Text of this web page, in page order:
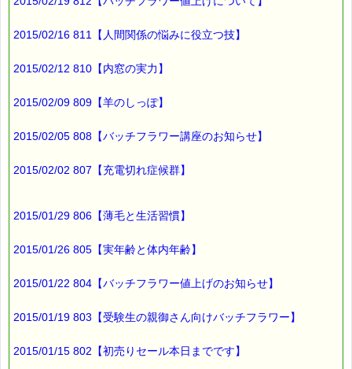
2015/02/16 811【人間関係の悩みに役立つ技】
2015/02/12 810【内窓の実力】
2015/02/09 809【羊のしっぽ】
2015/02/05 808【バッチフラワー講座のお知らせ】
2015/02/02 807【充電切れ症候群】
2015/01/29 806【薄毛と生活習慣】
2015/01/26 805【実年齢と体内年齢】
2015/01/22 804【バッチフラワー値上げのお知らせ】
2015/01/19 803【受験生の親御さん向けバッチフラワー】
2015/01/15 802【初売りセール本日までです】